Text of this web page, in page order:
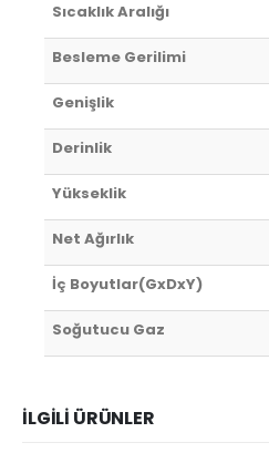
Sıcaklık Aralığı
Besleme Gerilimi
Genişlik
Derinlik
Yükseklik
Net Ağırlık
İç Boyutlar(GxDxY)
Soğutucu Gaz
İLGILI ÜRÜNLER